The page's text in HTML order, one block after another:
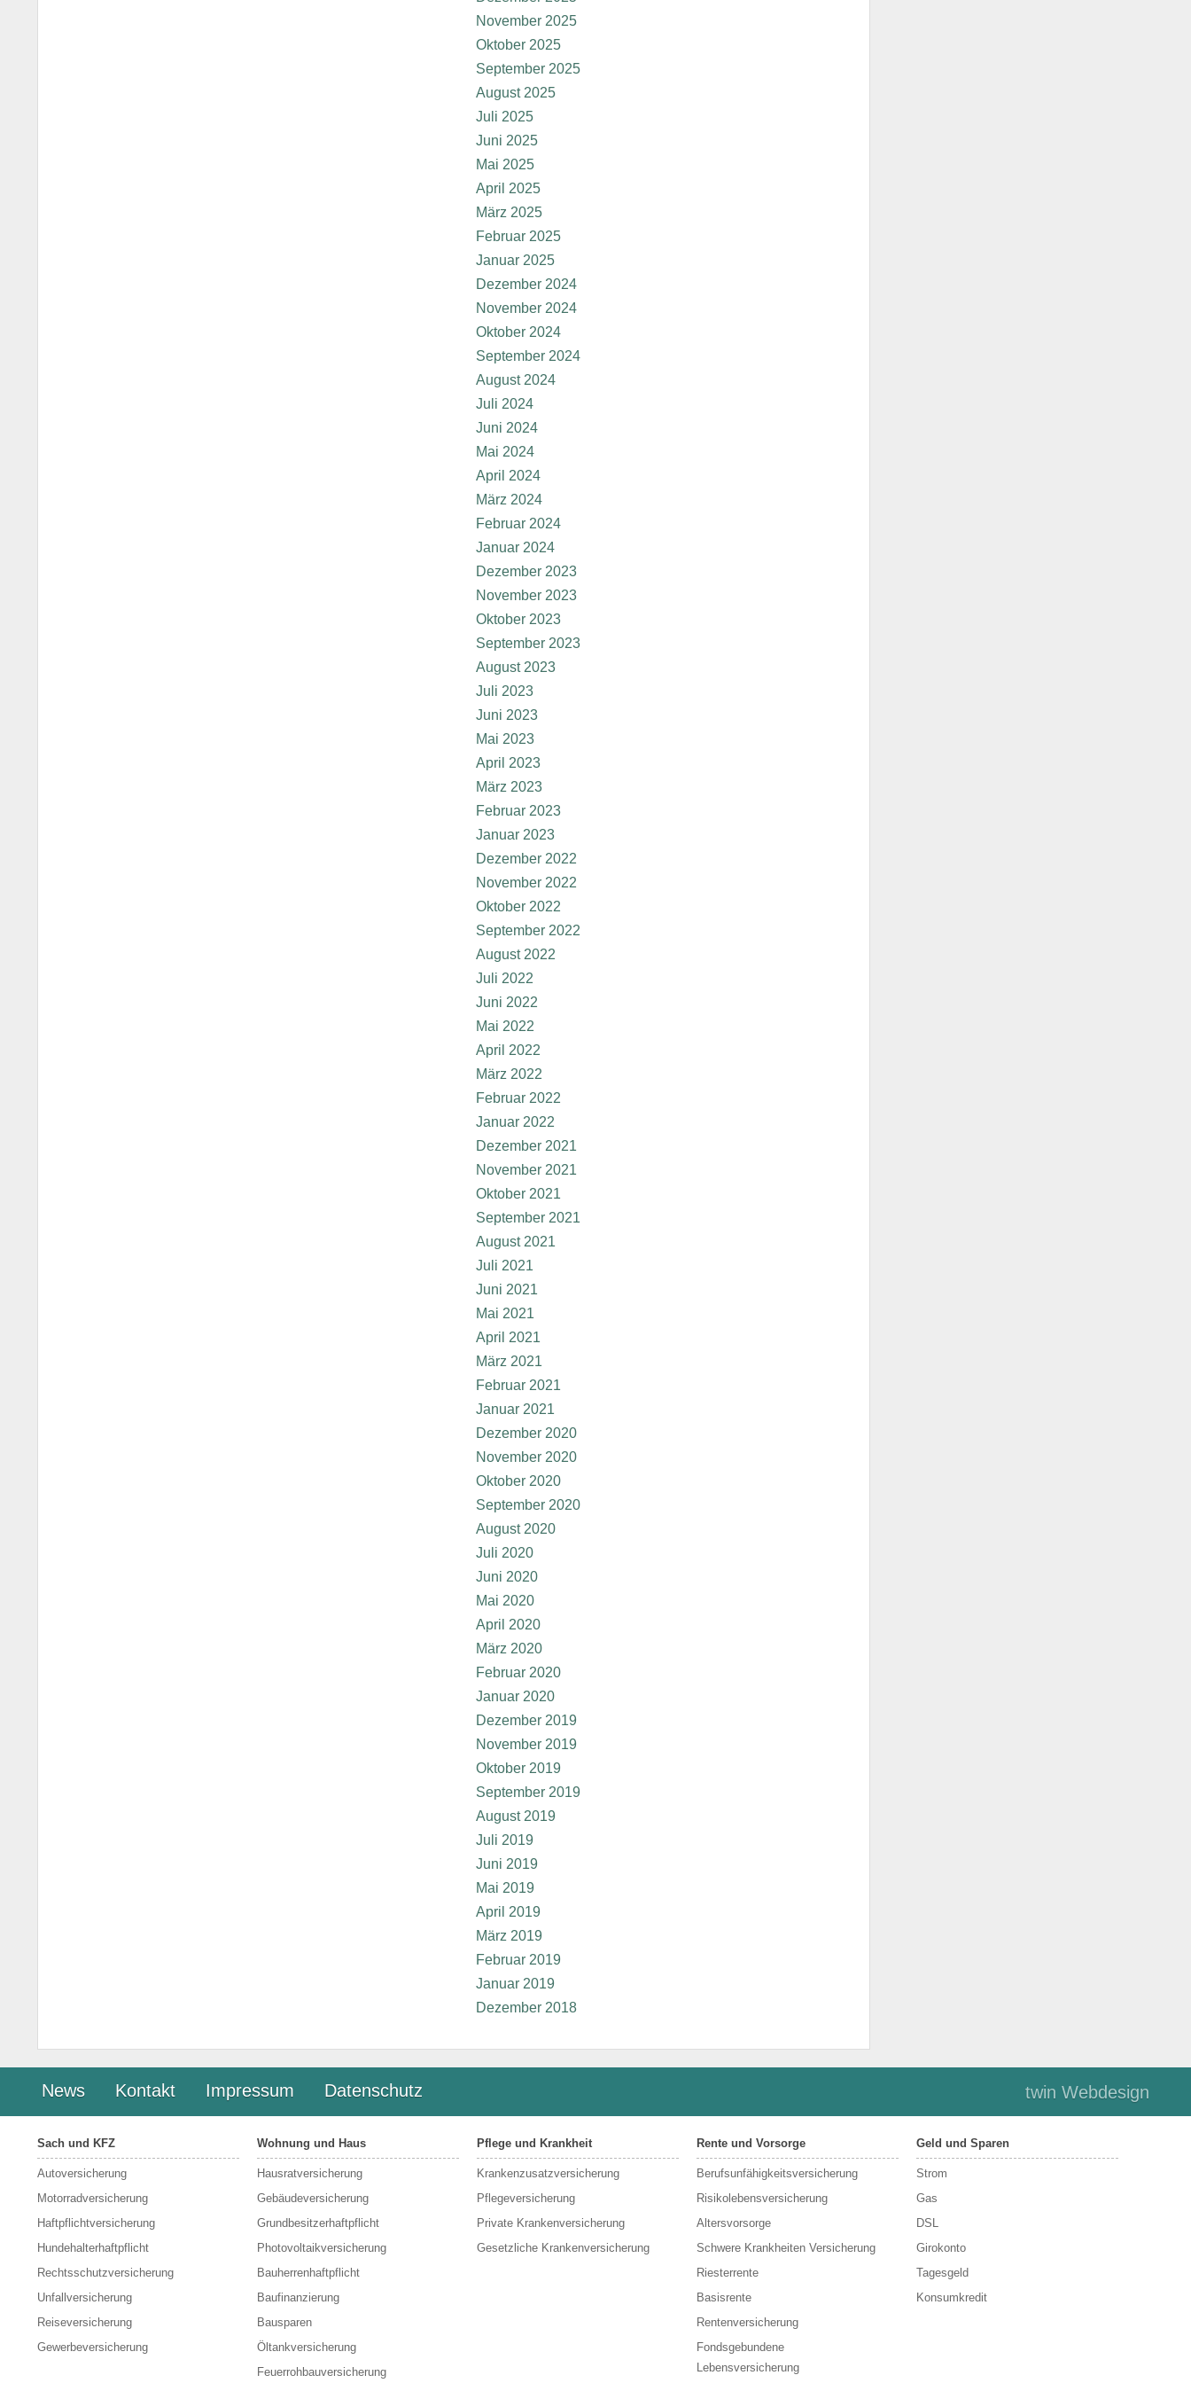
November 2025
Oktober 2025
September 2025
August 2025
Juli 2025
Juni 2025
Mai 2025
April 2025
März 2025
Februar 2025
Januar 2025
Dezember 2024
November 2024
Oktober 2024
September 2024
August 2024
Juli 2024
Juni 2024
Mai 2024
April 2024
März 2024
Februar 2024
Januar 2024
Dezember 2023
November 2023
Oktober 2023
September 2023
August 2023
Juli 2023
Juni 2023
Mai 2023
April 2023
März 2023
Februar 2023
Januar 2023
Dezember 2022
November 2022
Oktober 2022
September 2022
August 2022
Juli 2022
Juni 2022
Mai 2022
April 2022
März 2022
Februar 2022
Januar 2022
Dezember 2021
November 2021
Oktober 2021
September 2021
August 2021
Juli 2021
Juni 2021
Mai 2021
April 2021
März 2021
Februar 2021
Januar 2021
Dezember 2020
November 2020
Oktober 2020
September 2020
August 2020
Juli 2020
Juni 2020
Mai 2020
April 2020
März 2020
Februar 2020
Januar 2020
Dezember 2019
November 2019
Oktober 2019
September 2019
August 2019
Juli 2019
Juni 2019
Mai 2019
April 2019
März 2019
Februar 2019
Januar 2019
Dezember 2018
News Kontakt Impressum Datenschutz twin Webdesign
Sach und KFZ
Autoversicherung
Motorradversicherung
Haftpflichtversicherung
Hundehalterhaftpflicht
Rechtsschutzversicherung
Unfallversicherung
Reiseversicherung
Gewerbeversicherung
Wohnung und Haus
Hausratversicherung
Gebäudeversicherung
Grundbesitzerhaftpflicht
Photovoltaikversicherung
Bauherrenhaftpflicht
Baufinanzierung
Bausparen
Öltankversicherung
Feuerrohbauversicherung
Pflege und Krankheit
Krankenzusatzversicherung
Pflegeversicherung
Private Krankenversicherung
Gesetzliche Krankenversicherung
Rente und Vorsorge
Berufs­unfähigkeitsversicherung
Risikolebensversicherung
Altersvorsorge
Schwere Krankheiten Versicherung
Riesterrente
Basisrente
Rentenversicherung
Fondsgebundene
Lebensversicherung
Geld und Sparen
Strom
Gas
DSL
Girokonto
Tagesgeld
Konsumkredit